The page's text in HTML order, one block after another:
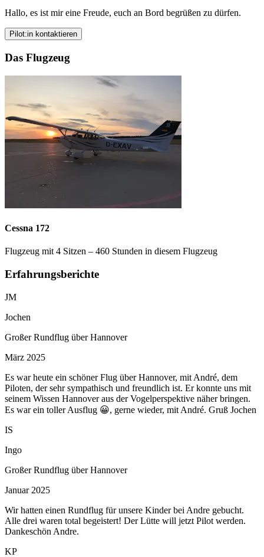
Hallo, es ist mir eine Freude, euch an Bord begrüßen zu dürfen.
Pilot:in kontaktieren
Das Flugzeug
Cessna 172
Flugzeug mit 4 Sitzen – 460 Stunden in diesem Flugzeug
Erfahrungsberichte
JM
Jochen
Großer Rundflug über Hannover
März 2025
Es war heute ein schöner Flug über Hannover, mit André, dem
Piloten, der sehr sympathisch und freundlich ist. Er konnte uns mit
seinem Wissen Hannover aus der Vogelperspektive näher bringen.
Es war ein toller Ausflug 😀, gerne wieder, mit André. Gruß Jochen
IS
Ingo
Großer Rundflug über Hannover
Januar 2025
Wir hatten einen Rundflug für unsere Kinder bei Andre gebucht.
Alle drei waren total begeistert! Der Lütte will jetzt Pilot werden.
Dankeschön Andre.
KP